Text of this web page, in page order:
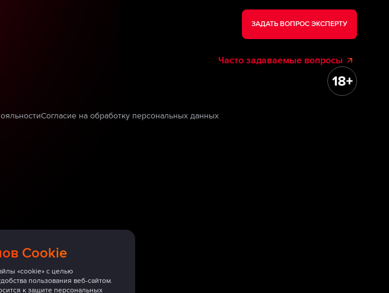
Cookie
«cookie» с целью
пользования веб-сайтом.
к защите персональных
ЗАДАТЬ ВОПРОС ЭКСПЕРТУ
Часто задаваемые вопросы
Согласие на обработку персональных данных